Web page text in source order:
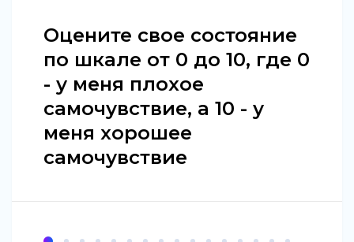
Оцените свое состояние
по шкале от 0 до 10, где 0
- у меня плохое
самочувствие, а 10 - у
меня хорошее
самочувствие